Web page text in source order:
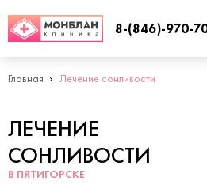
8-(846)-970-
Главная Лечение сонливости
ЛЕЧЕНИЕ
СОНЛИВОСТИ
В ПЯТИГОРСКЕ